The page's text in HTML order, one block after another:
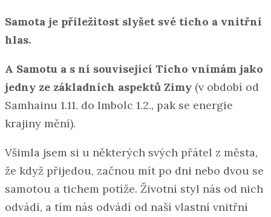
Samota je příležitost slyšet své ticho a vnitřní
hlas.
A Samotu a s ní související Ticho vnímám jako
jedny ze základních aspektů Zimy (v období od
Samhainu 1.11. do Imbolc 1.2., pak se energie
krajiny mění).
Všimla jsem si u některých svých přátel z města,
že když přijedou, začnou mít po dni nebo dvou se
samotou a tichem potíže. Životní styl nás od nich
odvádí, a tím nás odvádí od naší vlastní vnitřní